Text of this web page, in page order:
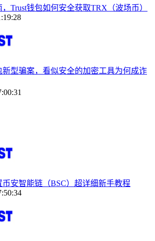
Trust钱包如何安全获取TRX（波场币）
新型骗案，看似安全的加密工具为何成诈
币安智能链（BSC）超详细新手教程